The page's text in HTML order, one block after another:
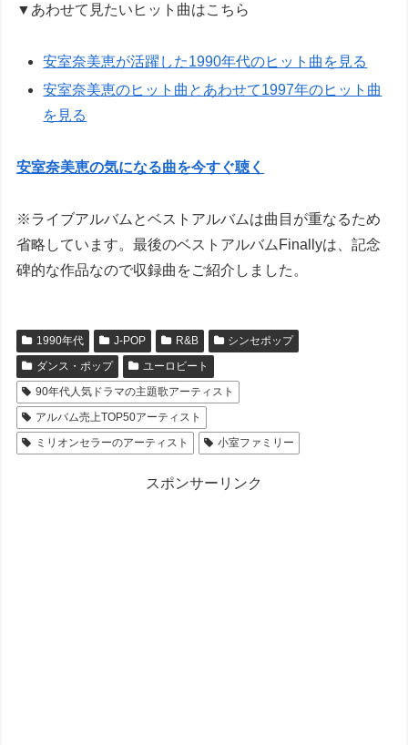
▼あわせて見たいヒット曲はこちら
安室奈美恵が活躍した1990年代のヒット曲を見る
安室奈美恵のヒット曲とあわせて1997年のヒット曲
を見る
安室奈美恵の気になる曲を今すぐ聴く
※ライブアルバムとベストアルバムは曲目が重なるため
省略しています。最後のベストアルバムFinallyは、記念
碑的な作品なので収録曲をご紹介しました。
1990年代 J-POP R&B
シンセポップ
ダンス・ポップ
ユーロビート
90年代人気ドラマの主題歌アーティスト
アルバム売上TOP50アーティスト
ミリオンセラーのアーティスト
小室ファミリー
スポンサーリンク